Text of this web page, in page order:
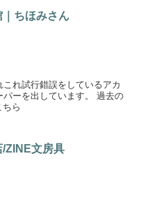
｜ちほみさん
れ試行錯誤をしているアカ
ーを出しています。 過去の
ら
/ZINE文房具